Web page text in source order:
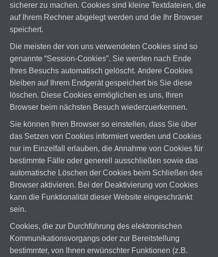
sicherer zu machen. Cookies sind kleine Textdateien, die
auf Ihrem Rechner abgelegt werden und die Ihr Browser
speichert.
Die meisten der von uns verwendeten Cookies sind so
genannte “Session-Cookies”. Sie werden nach Ende
Ihres Besuchs automatisch gelöscht. Andere Cookies
bleiben auf Ihrem Endgerät gespeichert bis Sie diese
löschen. Diese Cookies ermöglichen es uns, Ihren
Browser beim nächsten Besuch wiederzuerkennen.
Sie können Ihren Browser so einstellen, dass Sie über
das Setzen von Cookies informiert werden und Cookies
nur im Einzelfall erlauben, die Annahme von Cookies für
bestimmte Fälle oder generell ausschließen sowie das
automatische Löschen der Cookies beim Schließen des
Browser aktivieren. Bei der Deaktivierung von Cookies
kann die Funktionalität dieser Website eingeschränkt
sein.
Cookies, die zur Durchführung des elektronischen
Kommunikationsvorgangs oder zur Bereitstellung
bestimmter, von Ihnen erwünschter Funktionen (z.B.